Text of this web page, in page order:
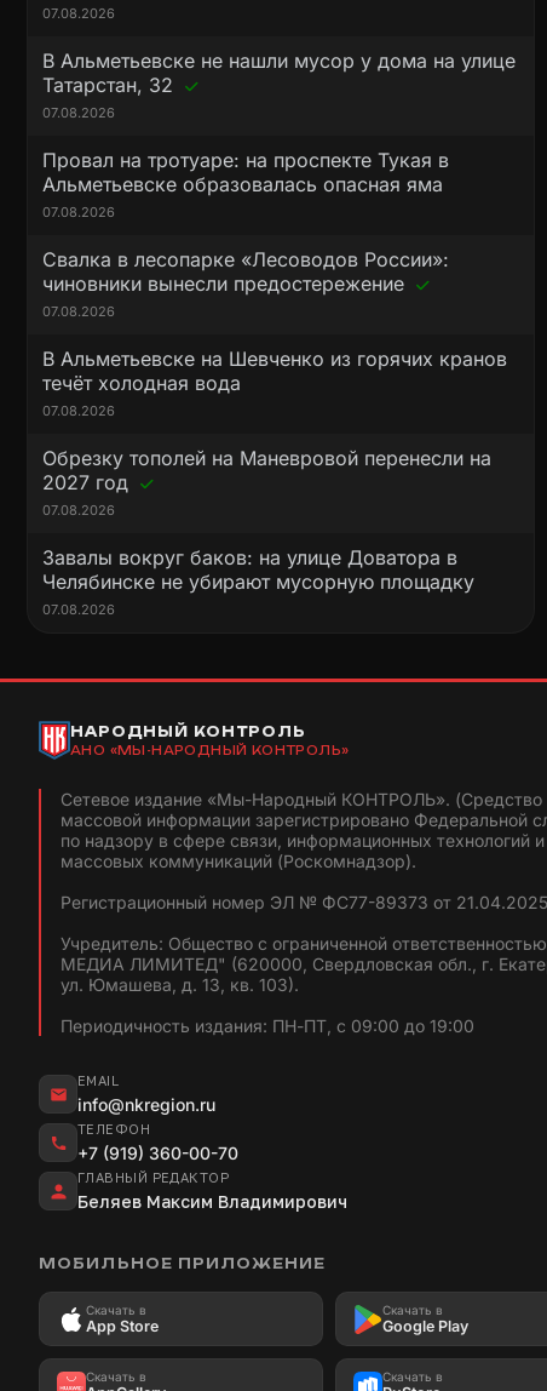
07.08.2026
В Альметьевске не нашли мусор у дома на улице
Татарстан, 32
07.08.2026
Провал на тротуаре: на проспекте Тукая в
Альметьевске образовалась опасная яма
07.08.2026
Свалка в лесопарке «Лесоводов России»:
чиновники вынесли предостережение
07.08.2026
В Альметьевске на Шевченко из горячих кранов
течёт холодная вода
07.08.2026
Обрезку тополей на Маневровой перенесли на
2027 год
07.08.2026
Завалы вокруг баков: на улице Доватора в
Челябинске не убирают мусорную площадку
07.08.2026
НАРОДНЫЙ КОНТРОЛЬ
АНО «МЫ-НАРОДНЫЙ КОНТРОЛЬ»
Сетевое издание «Мы-Народный КОНТРОЛЬ». (Средство
массовой информации зарегистрировано Федеральной
по надзору в сфере связи, информационных технологий и
массовых коммуникаций (Роскомнадзор).
Регистрационный номер ЭЛ № ФС77-89373 от 21.04.2025
Учредитель: Общество с ограниченной
МЕДИА ЛИМИТЕД" (620000, Свердловская обл., г.
ул. Юмашева, д. 13, кв. 103).
Периодичность издания: ПН-ПТ, с 09:00 до 19:00
EMAIL
info@nkregion.ru
ТЕЛЕФОН
+7 (919) 360-00-70
ГЛАВНЫЙ РЕДАКТОР
Беляев Максим Владимирович
МОБИЛЬНОЕ ПРИЛОЖЕНИЕ
Скачать в
App Store
Скачать в
Google Play
Скачать в Скачать в